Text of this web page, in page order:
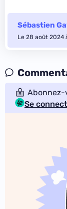
Sébastien
Le 28 août 2024
Abonnez-
Se